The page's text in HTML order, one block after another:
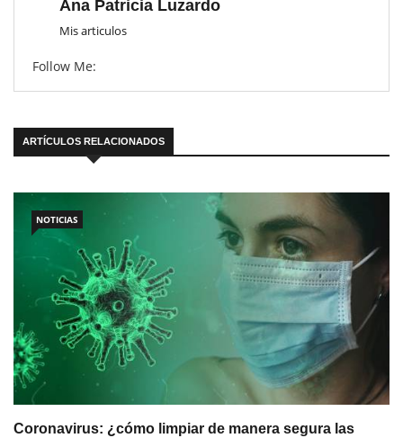
Ana Patricia Luzardo
Mis articulos
Follow Me:
ARTÍCULOS RELACIONADOS
NOTICIAS
Coronavirus: ¿cómo limpiar de manera segura las